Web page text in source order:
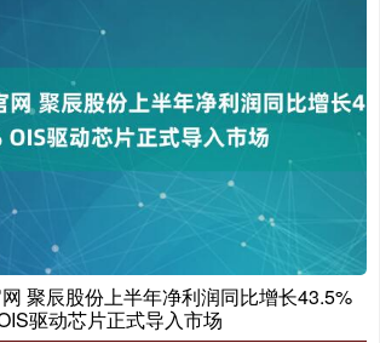
聚辰股份上半年净利润同比增长43.5%
驱动芯片正式导入市场